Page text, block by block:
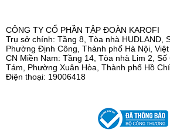
CÔNG TY CỔ PHẦN TẬP ĐOÀN KAROFI
Trụ sở chính: Tầng 8, Tòa nhà HUDLAND,
Phường Định Công, Thành phố Hà Nội, Việt
CN Miền Nam: Tầng 14, Tòa nhà Lim 2, Số
Tám, Phường Xuân Hòa, Thành phố Hồ
Điện thoại: 19006418